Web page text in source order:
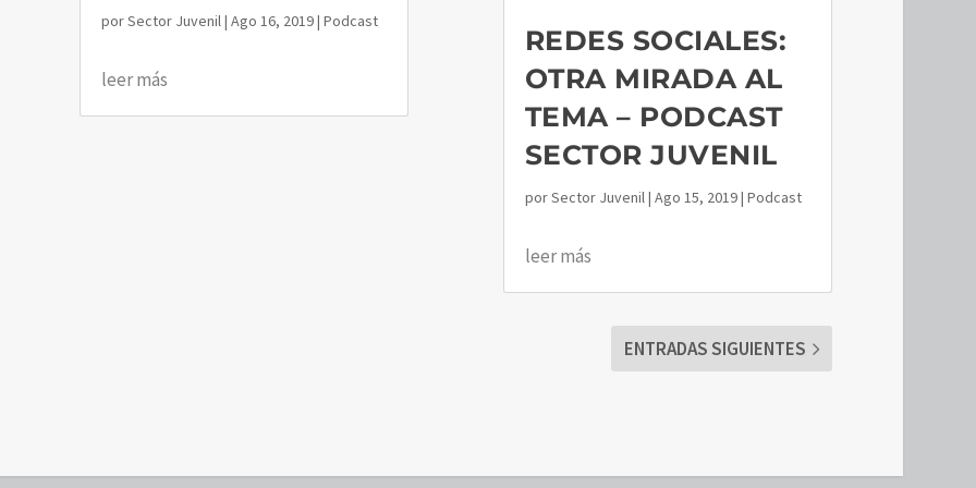
porSector Juvenil| Ago 16, 2019| Podcast
leer más
REDES SOCIALES:
OTRA MIRADA AL
TEMA – PODCAST
SECTOR JUVENIL
porSector Juvenil| Ago 15, 2019| Podcast
leer más
ENTRADAS SIGUIENTES